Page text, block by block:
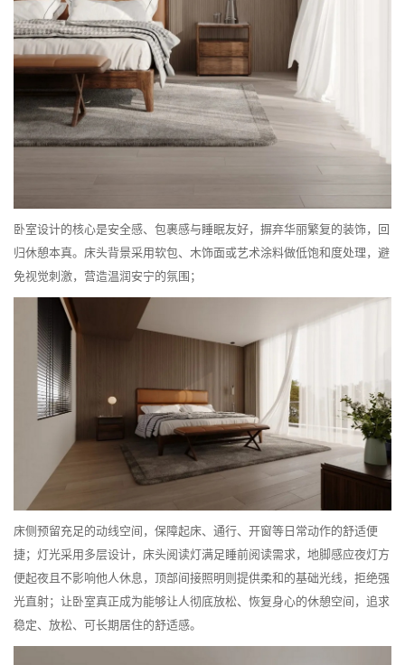
卧室设计的核心是安全感、包裹感与睡眠友好，摒弃华丽繁复的装饰，回
归休憩本真。床头背景采用软包、木饰面或艺术涂料做低饱和度处理，避
免视觉刺激，营造温润安宁的氛围；
床侧预留充足的动线空间，保障起床、通行、开窗等日常动作的舒适便
捷；灯光采用多层设计，床头阅读灯满足睡前阅读需求，地脚感应夜灯方
便起夜且不影响他人休息，顶部间接照明则提供柔和的基础光线，拒绝强
光直射；让卧室真正成为能够让人彻底放松、恢复身心的休憩空间，追求
稳定、放松、可长期居住的舒适感。